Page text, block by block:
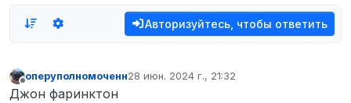
Авторизуйтесь, чтобы ответить
Не в сети
оперуполномоченн28 июн. 2024 г., 21:32
отредактировано
Джон фаринктон